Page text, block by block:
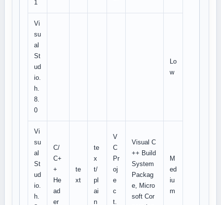
1
Vi
su
al
St
ud
io.
h.
8.
0
Lo
w
Vi
su
al
St
ud
io.
h.
C/
C+
+
He
ad
er
te
xt
te
x
t/
pl
ai
n
V
C
Pr
oj
e
c
t.
Visual C
++ Build
System
Packag
e, Micro
soft Cor
M
ed
iu
m